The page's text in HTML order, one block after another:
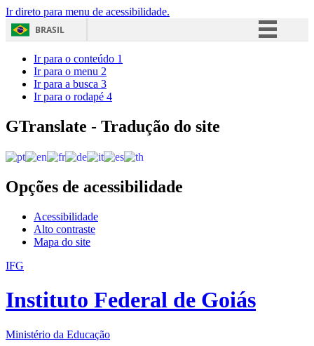
Ir direto para menu de acessibilidade.
BRASIL
Acesso à informação
Ir para o conteúdo 1
Ir para o menu 2
Ir para a busca 3
Ir para o rodapé 4
GTranslate - Tradução do site
Opções de acessibilidade
Acessibilidade
Alto contraste
Mapa do site
IFG
Instituto Federal de Goiás
Ministério da Educação